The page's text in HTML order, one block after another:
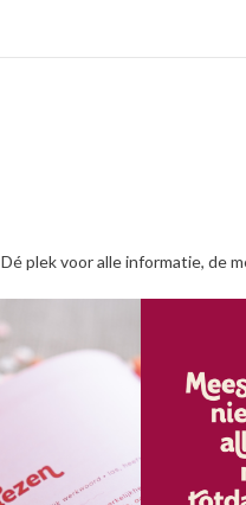
Dé plek voor alle informatie, de